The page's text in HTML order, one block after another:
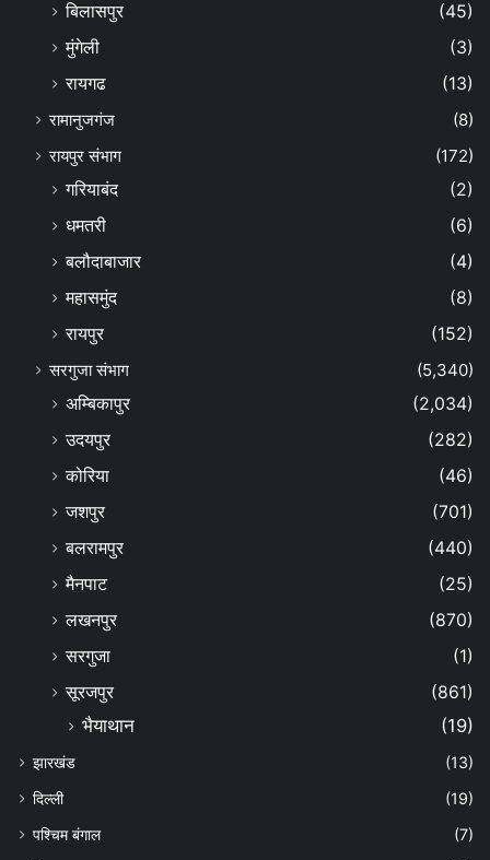
बिलासपुर
(45)
मुंगेली
(3)
रायगढ
(13)
रामानुजगंज
(8)
रायपुर संभाग
(172)
गरियाबंद
(2)
धमतरी
(6)
बलौदाबाजार
(4)
महासमुंद
(8)
रायपुर
(152)
सरगुजा संभाग
(5,340)
अम्बिकापुर
(2,034)
उदयपुर
(282)
कोरिया
(46)
जशपुर
(701)
बलरामपुर
(440)
मैनपाट
(25)
लखनपुर
(870)
सरगुजा
(1)
सूरजपुर
(861)
भैयाथान (19)
झारखंड
(13)
दिल्ली
(19)
पश्चिम बंगाल
(7)